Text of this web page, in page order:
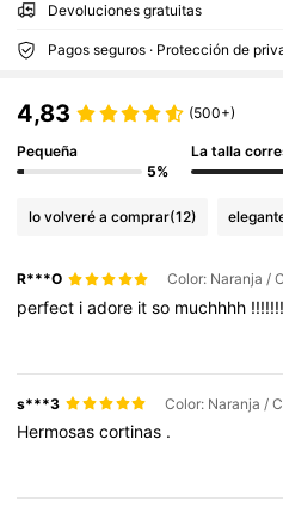
Devoluciones gratuitas
Pagos seguros · Protección de
4,83 (500+)
Pequeña
5%
La talla
lo volveré a comprar(12)
R***O
perfect iadore itso muchhhh !!!!!!!
s***3
Hermosascortinas .